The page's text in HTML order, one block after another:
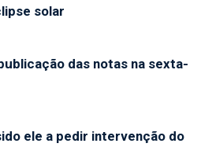
solar
das notas na sexta-
ele a pedir intervenção do